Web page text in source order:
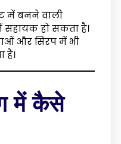
में बनने वाली
हो सकता है।
और सिरप में भी
है।
में कैसे